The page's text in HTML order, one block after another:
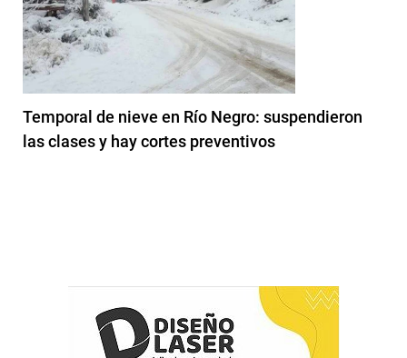
Temporal de nieve en Río Negro: suspendieron
las clases y hay cortes preventivos